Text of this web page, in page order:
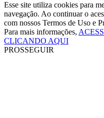
Esse site utiliza cookies para
navegação. Ao continuar o
com nossos Termos de Uso e
Para mais informações,
CLICANDO AQUI
PROSSEGUIR